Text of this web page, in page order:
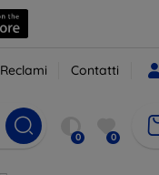
Reclami Contatti
0 0